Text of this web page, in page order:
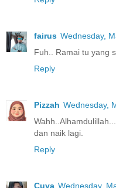
fairus Wednesday,
Fuh.. Ramai tu yang
Reply
Pizzah Wednesday,
dan naik lagi.
Reply
Cuya Wednesday,